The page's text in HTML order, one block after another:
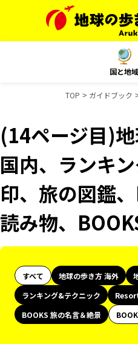
国と地域
TOP ガイドブック
(14ページ目)
国内、ランキ
印、旅の図鑑
読み物、
すべて 地球の歩き方 海外
ランキング&テクニック
BOOKS 旅の名言＆絶景